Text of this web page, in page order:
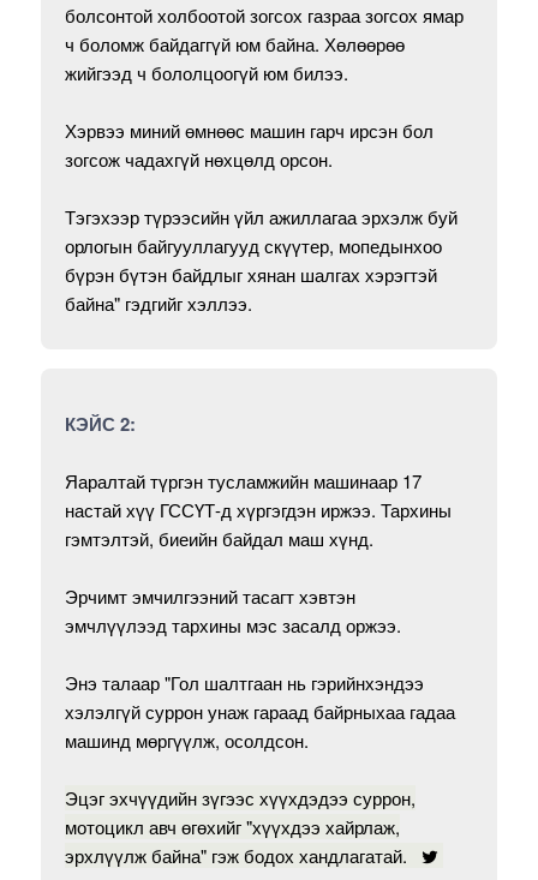
болсонтой холбоотой зогсох газраа зогсох ямар
ч боломж байдаггүй юм байна. Хөлөөрөө
жийгээд ч бололцоогүй юм билээ.
Хэрвээ миний өмнөөс машин гарч ирсэн бол
зогсож чадахгүй нөхцөлд орсон.
Тэгэхээр түрээсийн үйл ажиллагаа эрхэлж буй
орлогын байгууллагууд скүүтер, мопедынхоо
бүрэн бүтэн байдлыг хянан шалгах хэрэгтэй
байна" гэдгийг хэллээ.
КЭЙС 2:
Яаралтай түргэн тусламжийн машинаар 17
настай хүү ГССҮТ-д хүргэгдэн иржээ. Тархины
гэмтэлтэй, биеийн байдал маш хүнд.
Эрчимт эмчилгээний тасагт хэвтэн
эмчлүүлээд тархины мэс засалд оржээ.
Энэ талаар "Гол шалтгаан нь гэрийнхэндээ
хэлэлгүй суррон унаж гараад байрныхаа гадаа
машинд мөргүүлж, осолдсон.
Эцэг эхчүүдийн зүгээс хүүхдэдээ суррон,
мотоцикл авч өгөхийг "хүүхдээ хайрлаж,
эрхлүүлж байна" гэж бодох хандлагатай.